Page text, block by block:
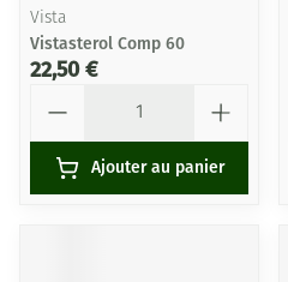
Vista
Vistasterol Comp 60
22,50 €
Ajouter au panier